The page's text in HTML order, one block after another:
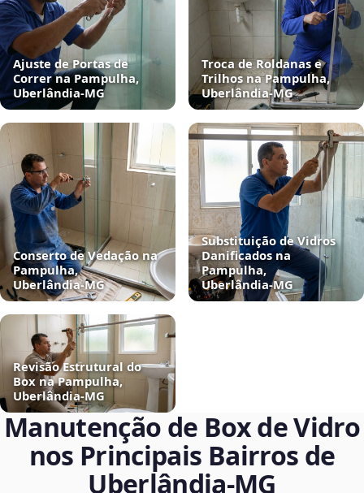
Ajuste de Portas de
Correr na Pampulha,
Uberlândia‑MG
Troca de Roldanas e
Trilhos na Pampulha,
Uberlândia‑MG
Conserto de Vedação na
Pampulha,
Uberlândia‑MG
Substituição de Vidros
Danificados na
Pampulha,
Uberlândia‑MG
Revisão Estrutural do
Box na Pampulha,
Uberlândia‑MG
Manutenção de Box de Vidro
nos Principais Bairros de
Uberlândia‑MG